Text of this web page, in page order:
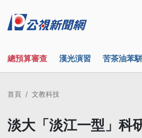
總預算審查 漢光演習 苦茶油苯
首頁 文教科技
淡大「淡江一型」科